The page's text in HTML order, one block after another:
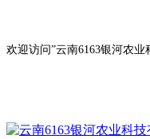
欢迎访问”云南6163银河农业